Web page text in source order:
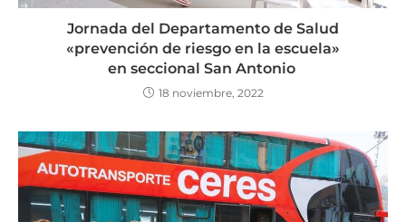
Jornada del Departamento de Salud
«prevención de riesgo en la escuela»
en seccional San Antonio
18 noviembre, 2022